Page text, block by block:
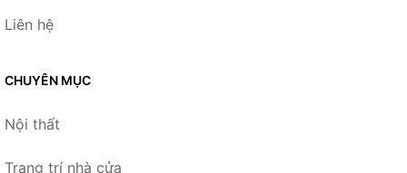
Liên hệ
CHUYÊN MỤC
Nội thất
Trang trí nhà cửa